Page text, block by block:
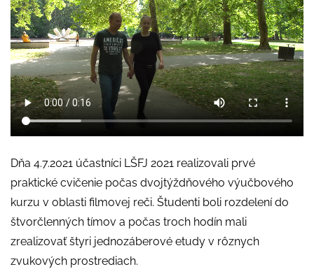
Dňa 4.7.2021 účastníci LŠFJ 2021 realizovali prvé
praktické cvičenie počas dvojtýždňového výučbového
kurzu v oblasti filmovej reči. Študenti boli rozdelení do
štvorčlenných tímov a počas troch hodín mali
zrealizovať štyri jednozáberové etudy v rôznych
zvukových prostrediach.